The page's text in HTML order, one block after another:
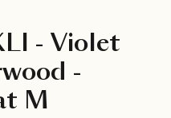
- Violet
-
M